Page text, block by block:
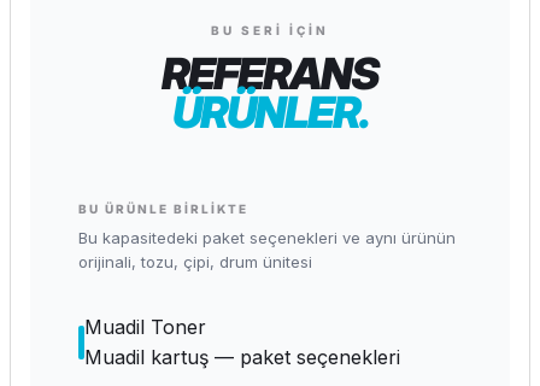
BU SERI İÇIN
REFERANS
ÜRÜNLER.
BU ÜRÜNLE BIRLIKTE
Bu kapasitedeki paket seçenekleri ve aynı ürünün
orijinali, tozu, çipi, drum ünitesi
Muadil Toner
Muadil kartuş — paket seçenekleri